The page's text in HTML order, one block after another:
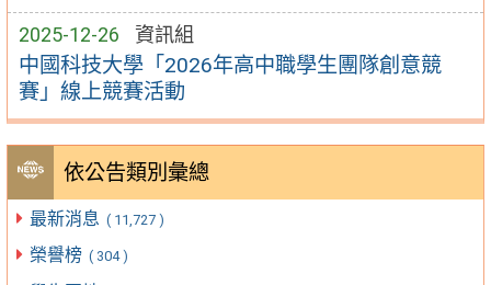
2025-12-26 資訊組
中國科技大學「2026年高中職學生團隊創意競
賽」線上競賽活動
依公告類別彙總
最新消息 ( 11,727 )
榮譽榜 ( 304 )